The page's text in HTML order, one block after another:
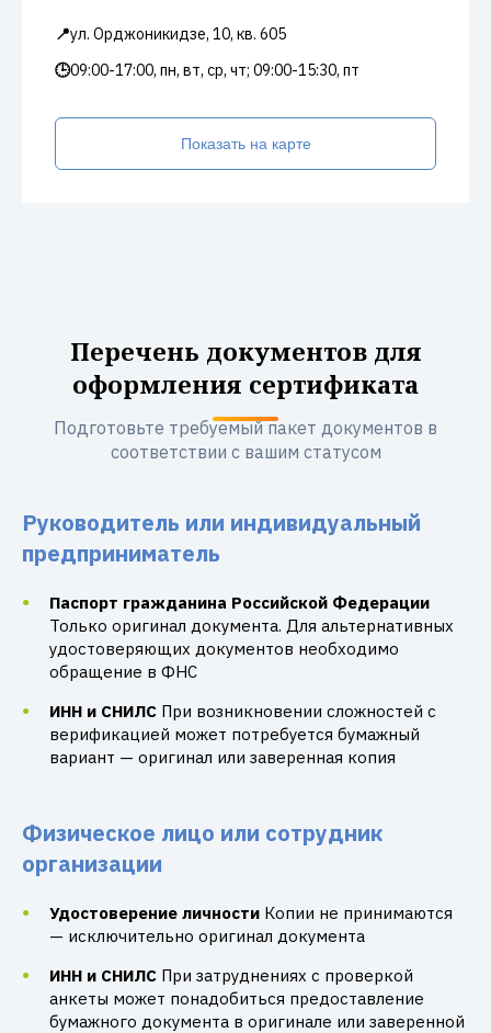
📍ул. Орджоникидзе, 10, кв. 605
🕒09:00-17:00, пн, вт, ср, чт; 09:00-15:30, пт
Показать на карте
Перечень документов для
оформления сертификата
Подготовьте требуемый пакет документов в
соответствии с вашим статусом
Руководитель или индивидуальный
предприниматель
Паспорт гражданина Российской Федерации
Только оригинал документа. Для альтернативных
удостоверяющих документов необходимо
обращение в ФНС
ИНН и СНИЛС При возникновении сложностей с
верификацией может потребуется бумажный
вариант — оригинал или заверенная копия
Физическое лицо или сотрудник
организации
Удостоверение личности Копии не принимаются
— исключительно оригинал документа
ИНН и СНИЛС При затруднениях с проверкой
анкеты может понадобиться предоставление
бумажного документа в оригинале или заверенной